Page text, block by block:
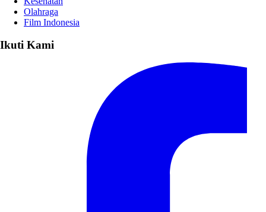
Olahraga
Film Indonesia
Ikuti Kami